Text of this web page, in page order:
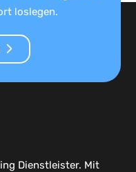
loslegen.
Dienstleister. Mit